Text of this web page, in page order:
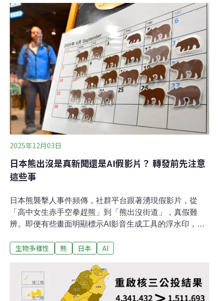
至台南沿海。海保署自2019年起於西部沿海展開監測計
畫，2025年度完成苗栗至台南沿海來回航程調查，累積里
程超過2500公里，海上調查期間共目擊中華白海豚17群
次，其中8群次為母帶幼豚。白海豚可透過隆起的背鰭辨
識不同個體，依據海上調查目擊影像進行個體比對，辨識
出30隻個體，並記錄到25隻次幼豚，其中有4隻幼豚觀察
到明顯斑點及缺刻等可辨識的特徵，正式納入白海豚個體
名錄，編號為OCA071至OCA074。幼豚成功建立個體識
別紀錄，代表族群繁殖與幼體存活狀況，也顯示長期
2025年12月03日
日本熊出沒是真新聞還是AI假影片？ 轉發前先注意
這些事
日本熊襲擊人事件頻傳，社群平台跟著湧現假影片，從
「高中女生赤手空拳趕熊」到「熊出沒街道」，真假難
辨。即便有些畫面明顯標示AI影音生成工具的浮水印，但
以為真。專家急提醒，轉發或點閱前保持警覺，勿輕信來
社群平台TikTok上出現一則熊出現在七尾市住宅區的影
片，熊站在街上咆哮，行人驚慌逃跑。影片仿新聞報導的
形式，有記者現場報導，字幕顯示「居民避難」、「居民
生物多樣性 熊 日本 AI